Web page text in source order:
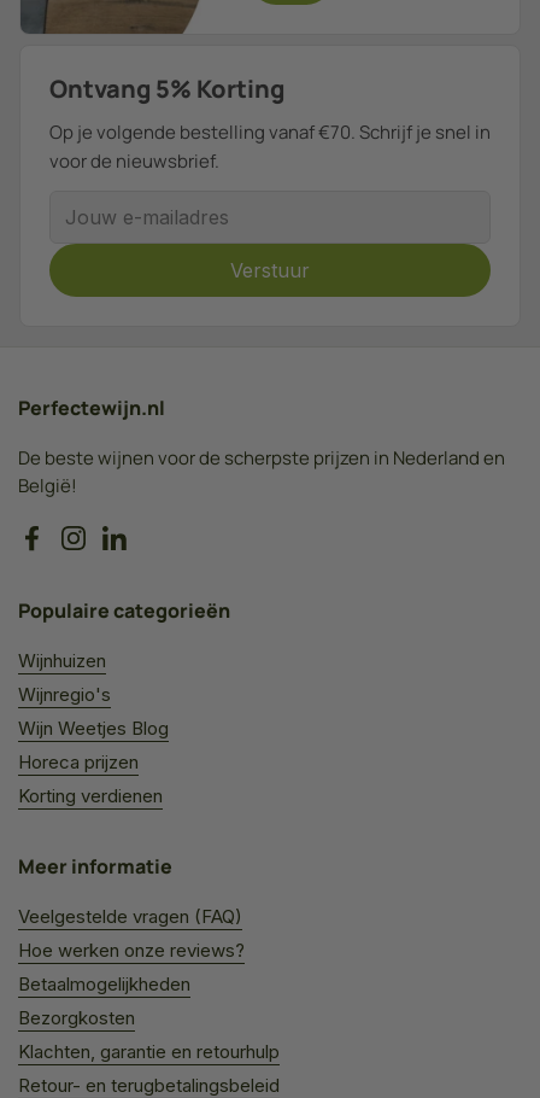
Ontvang 5% Korting
Op je volgende bestelling vanaf €70. Schrijf je snel in
voor de nieuwsbrief.
Verstuur
Perfectewijn.nl
De beste wijnen voor de scherpste prijzen in Nederland en
België!
Facebook
InstagramLinkedIn
Populaire categorieën
Wijnhuizen
Wijnregio's
Wijn Weetjes Blog
Horeca prijzen
Korting verdienen
Meer informatie
Veelgestelde vragen (FAQ)
Hoe werken onze reviews?
Betaalmogelijkheden
Bezorgkosten
Klachten, garantie en retourhulp
Retour- en terugbetalingsbeleid